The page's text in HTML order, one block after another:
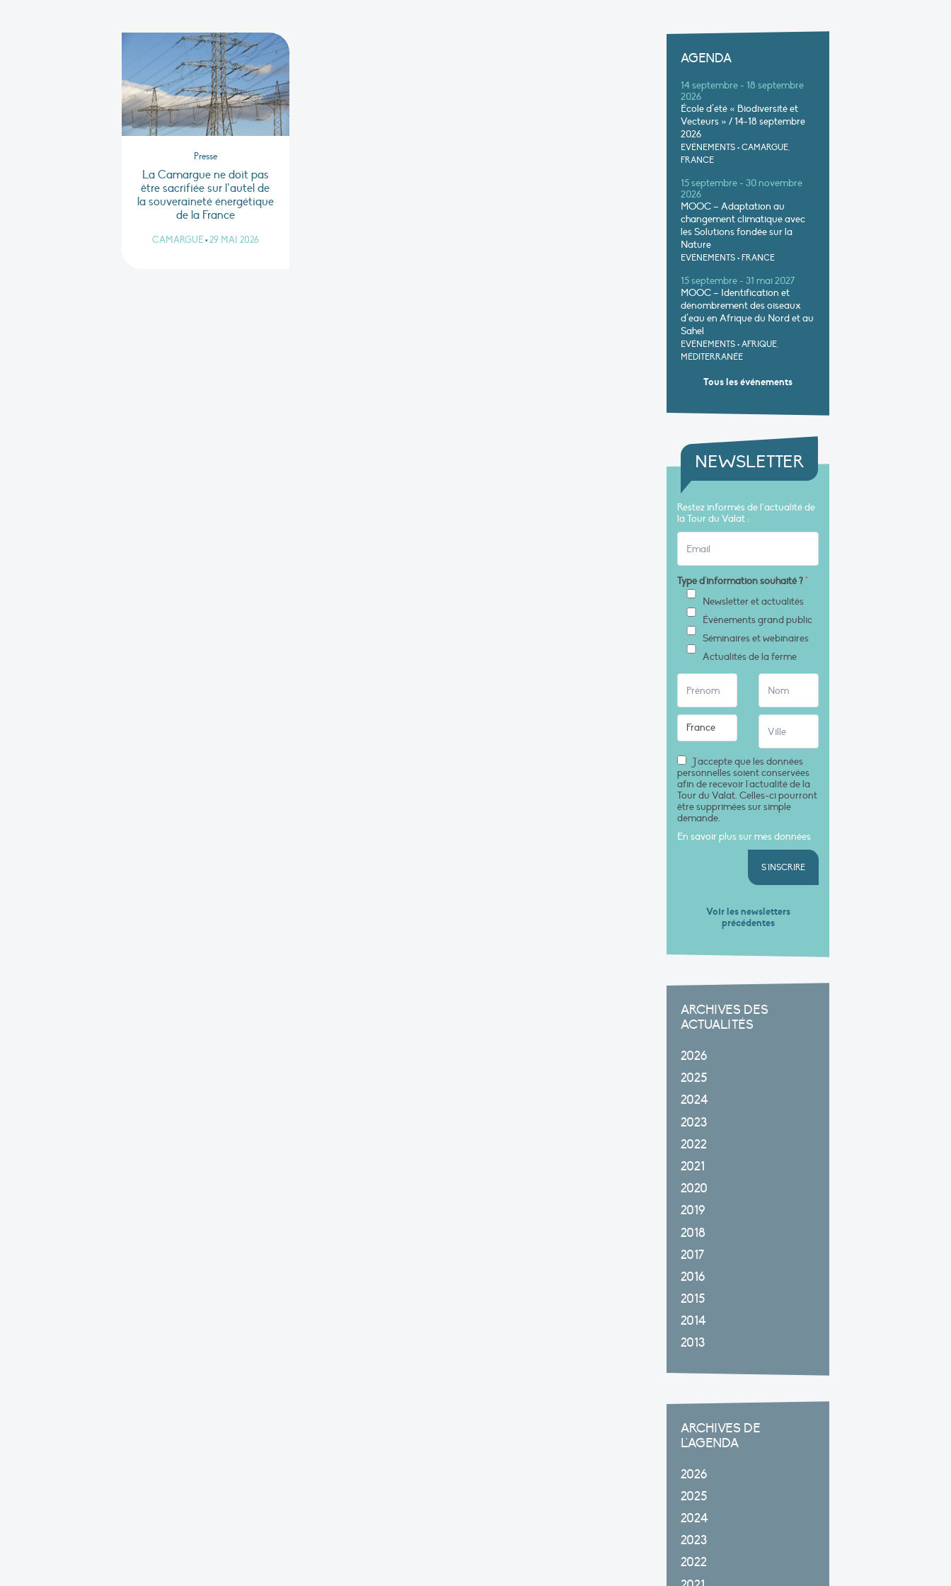
Presse
La Camargue ne doit pas
être sacrifiée sur l’autel de
la souveraineté énergétique
de la France
CAMARGUE•29 MAI 2026
AGENDA
14 septembre - 18 septembre
2026
École d’été « Biodiversité et
Vecteurs » / 14-18 septembre
2026
EVÉNEMENTS • CAMARGUE,
FRANCE
15 septembre - 30 novembre
2026
MOOC – Adaptation au
changement climatique avec
les Solutions fondée sur la
Nature
EVÉNEMENTS • FRANCE
15 septembre - 31 mai 2027
MOOC – Identification et
dénombrement des oiseaux
d’eau en Afrique du Nord et au
Sahel
EVÉNEMENTS • AFRIQUE,
MÉDITERRANÉE
Tous les événements
NEWSLETTER
Restez informés de l’actualité de
la Tour du Valat :
Type d'information souhaité ?*
Newsletter et actualités
Évènements grand public
Séminaires et webinaires
Actualités de la ferme
J'accepte que les données
personnelles soient conservées
afin de recevoir l'actualité de la
Tour du Valat. Celles-ci pourront
être supprimées sur simple
demande.
En savoir plus sur mes données
S'INSCRIRE
Voir les newsletters
précédentes
ARCHIVES DES
ACTUALITÉS
2026
2025
2024
2023
2022
2021
2020
2019
2018
2017
2016
2015
2014
2013
ARCHIVES DE
L'AGENDA
2026
2025
2024
2023
2022